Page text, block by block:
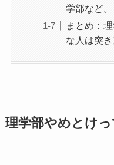
学部など
まとめ：
な人は突
理学部やめとけっ